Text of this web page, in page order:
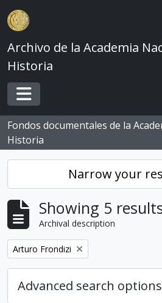
Skip to main content
Archivo de la Academia
Historia
Toggle navigation
Fondos documentales de la
Historia
Narrow your
Showing 5
Archival description
Remove filter:
Arturo Frondizi
Advanced search options